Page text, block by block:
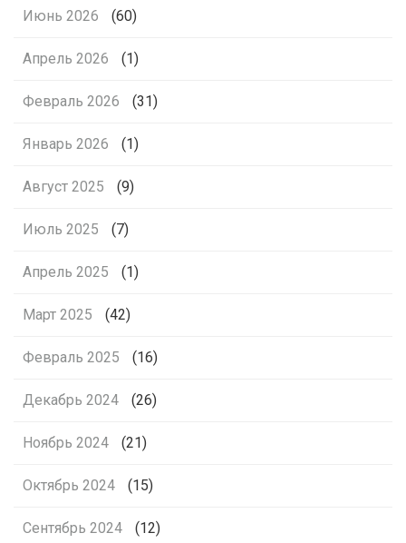
Июнь 2026 (60)
Апрель 2026 (1)
Февраль 2026 (31)
Январь 2026 (1)
Август 2025 (9)
Июль 2025 (7)
Апрель 2025 (1)
Март 2025 (42)
Февраль 2025 (16)
Декабрь 2024 (26)
Ноябрь 2024 (21)
Октябрь 2024 (15)
Сентябрь 2024 (12)